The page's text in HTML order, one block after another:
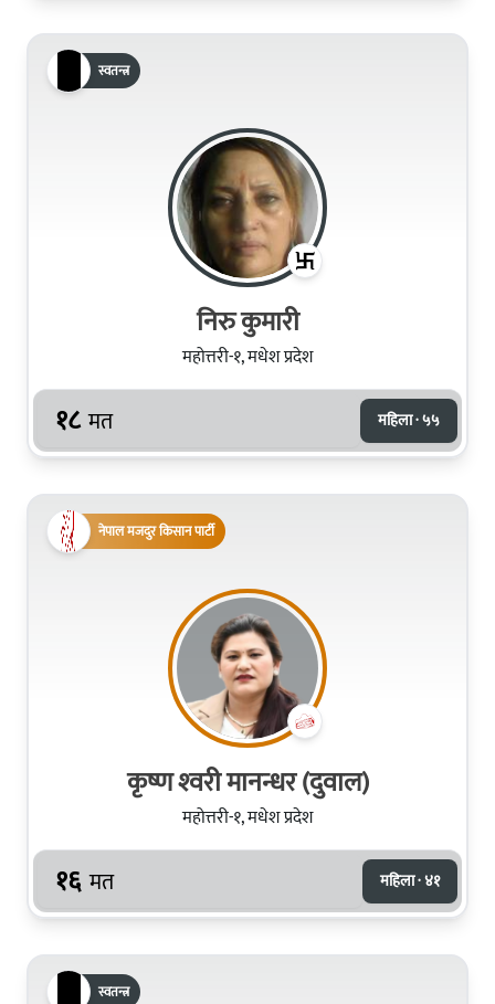
स्वतन्त्र
निरु कुमारी
महोत्तरी-१, मधेश प्रदेश
१८ मत महिला · ५५
नेपाल मजदुर किसान पार्टी
कृष्ण श्‍वरी मानन्धर (दुवाल)
महोत्तरी-१, मधेश प्रदेश
१६ मत महिला · ४१
स्वतन्त्र